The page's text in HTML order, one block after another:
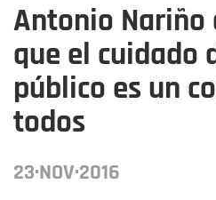
Antonio Nariño
que el cuidado
público es un
todos
23·NOV·2016